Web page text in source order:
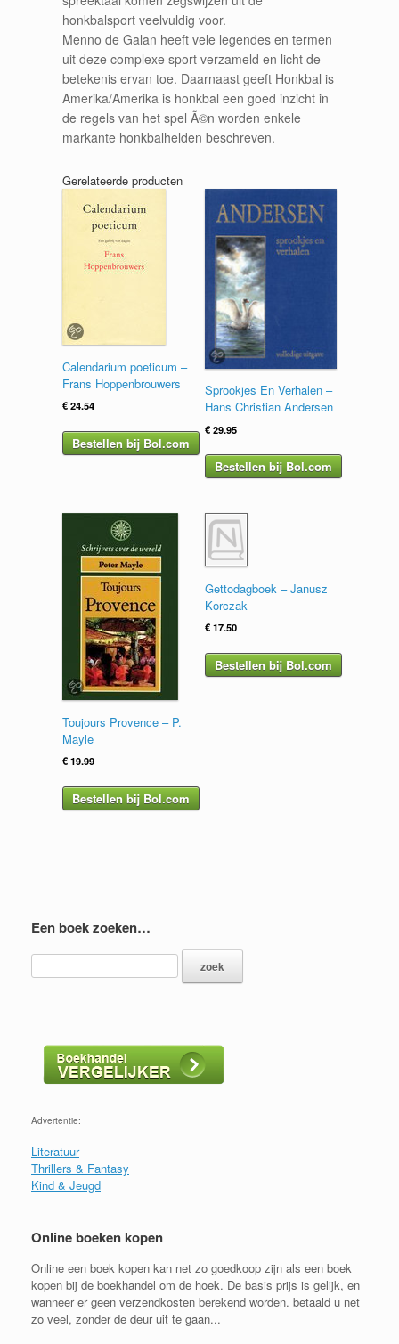
honkbalsport veelvuldig voor.
Menno de Galan heeft vele legendes en termen
uit deze complexe sport verzameld en licht de
betekenis ervan toe. Daarnaast geeft Honkbal is
Amerika/Amerika is honkbal een goed inzicht in
de regels van het spel Ã©n worden enkele
markante honkbalhelden beschreven.
Gerelateerde producten
Calendarium poeticum –
Frans Hoppenbrouwers
€24.54
Bestellen bij Bol.com
Sprookjes En Verhalen –
Hans Christian Andersen
€29.95
Bestellen bij Bol.com
Toujours Provence – P.
Mayle
€19.99
Bestellen bij Bol.com
Gettodagboek – Janusz
Korczak
€17.50
Bestellen bij Bol.com
Een boek zoeken…
Advertentie:
Literatuur
Thrillers & Fantasy
Kind & Jeugd
Online boeken kopen
Online een boek kopen kan net zo goedkoop zijn als een boek
kopen bij de boekhandel om de hoek. De basis prijs is gelijk, en
wanneer er geen verzendkosten berekend worden. betaald u net
zo veel, zonder de deur uit te gaan...